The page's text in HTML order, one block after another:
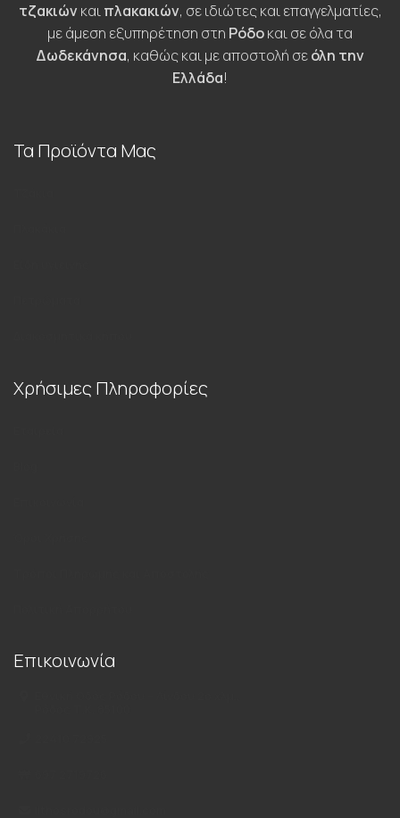
τζακιών καιπλακακιών, σε ιδιώτες και επαγγελματίες,
με άμεση εξυπηρέτηση στη Ρόδοκαι σε όλα τα
Δωδεκάνησα, καθώς και με αποστολή σεόλη την
Ελλάδα!
Τα Προϊόντα Μας
Χρήσιμες Πληροφορίες
Επικοινωνία